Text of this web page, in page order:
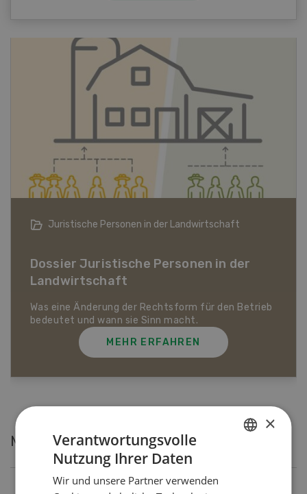
Bio-Artikel
Dossier Bio-Artikel
MEHR ERFAHREN
Meistgelesene Artikel
×
Verantwortungsvolle
Nutzung Ihrer Daten
Wir und unsere Partner verwenden